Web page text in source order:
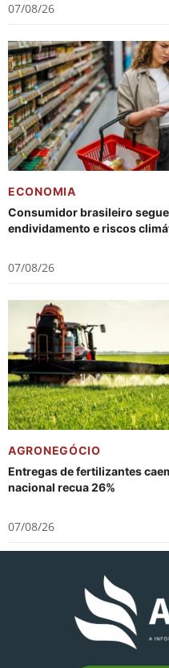
07/08/26
ECONOMIA
Consumidor brasileiro
endividamento e riscos
07/08/26
AGRONEGÓCIO
Entregas de fertilizantes
nacional recua 26%
07/08/26